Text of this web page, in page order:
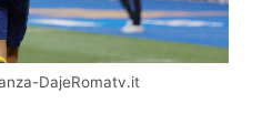
DajeRomatv.it